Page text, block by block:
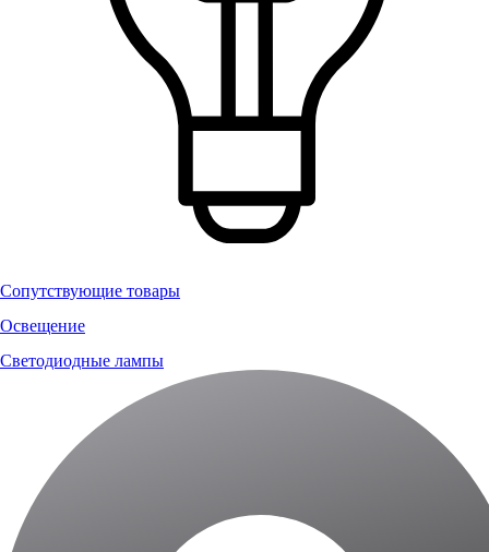
Сопутствующие товары
Освещение
Светодиодные лампы